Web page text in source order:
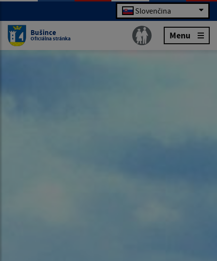
Slovenčina
Bušince
Oficiálna stránka Menu